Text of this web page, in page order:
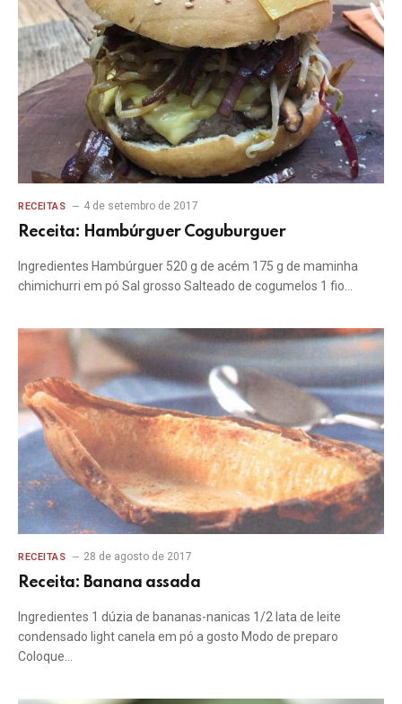
RECEITAS 4 de setembro de 2017
Receita: Hambúrguer Coguburguer
Ingredientes Hambúrguer 520 g de acém 175 g de maminha
chimichurri em pó Sal grosso Salteado de cogumelos 1 fio…
RECEITAS 28 de agosto de 2017
Receita: Banana assada
Ingredientes 1 dúzia de bananas-nanicas 1/2 lata de leite
condensado light canela em pó a gosto Modo de preparo
Coloque…